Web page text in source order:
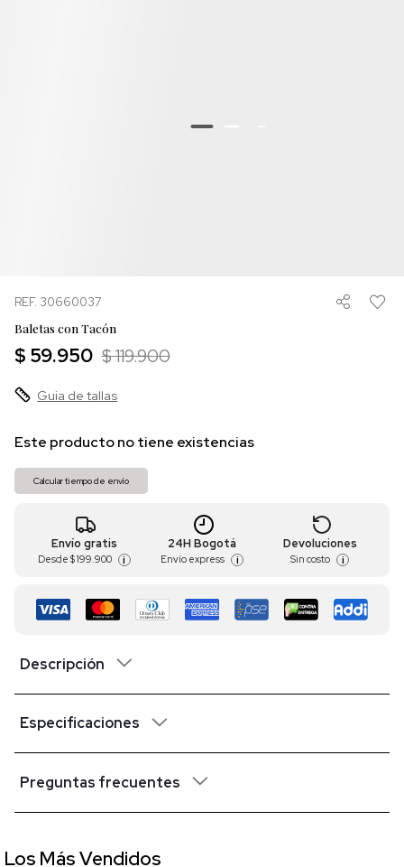
REF. 30660037
Baletas con Tacón
$ 59.950 $ 119.900
Guia de tallas
Este producto no tiene existencias
Calcular tiempo de envío
Envío gratis
Desde $ 199.900 i
24H Bogotá
Envío express i
Devoluciones
Sin costo i
Descripción
Especificaciones
Preguntas frecuentes
Los Más Vendidos